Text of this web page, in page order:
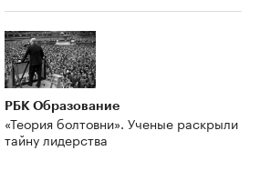
РБК Образование
«Теория болтовни». Ученые раскрыли
тайну лидерства